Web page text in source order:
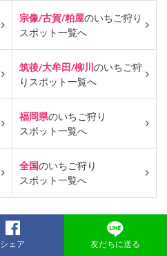
宗像/古賀/粕屋のいちご狩り
スポット一覧へ
筑後/大牟田/柳川のいちご狩
り スポット一覧へ
福岡県のいちご狩り
スポット一覧へ
全国のいちご狩り
スポット一覧へ
シェア 友だちに送る